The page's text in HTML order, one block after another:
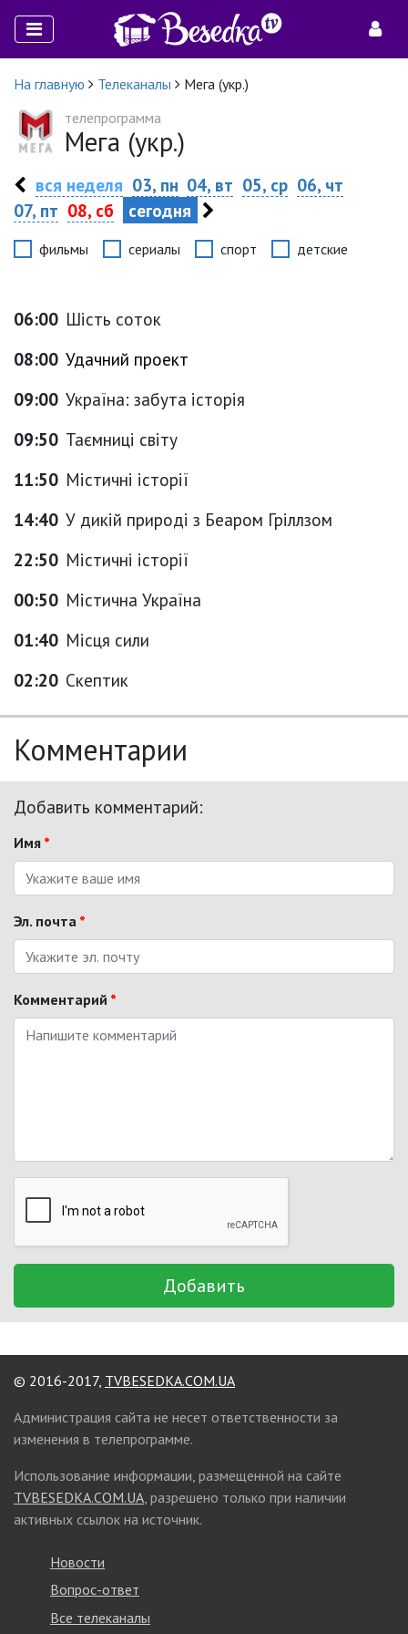
На главную Телеканалы
Мега (укр.)
телепрограмма
Мега (укр.)
вся неделя 03, пн 04, вт 05, ср 06, чт
07, пт 08, сб сегодня
фильмы сериалы спорт детские
06:00 Шість соток
08:00 Удачний проект
09:00 Україна: забута історія
09:50 Таємниці світу
11:50 Містичні історії
14:40 У дикій природі з Беаром Гріллзом
22:50 Містичні історії
00:50 Містична Україна
01:40 Місця сили
02:20 Скептик
Комментарии
Добавить комментарий:
Имя *
Эл. почта *
Комментарий *
Добавить
© 2016-2017, TVBESEDKA.COM.UA
Администрация сайта не несет ответственности за
изменения в телепрограмме.
Использование информации, размещенной на сайте
TVBESEDKA.COM.UA, разрешено только при наличии
активных ссылок на источник.
Новости
Вопрос-ответ
Все телеканалы